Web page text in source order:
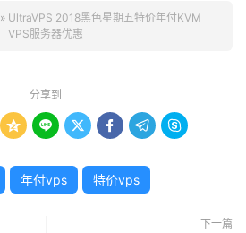
» UltraVPS 2018黑色星期五特价年付KVM
VPS服务器优惠
分享到
     
年付vps 特价vps
下一篇